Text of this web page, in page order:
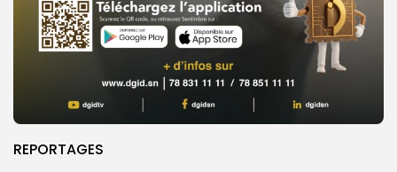
REPORTAGES